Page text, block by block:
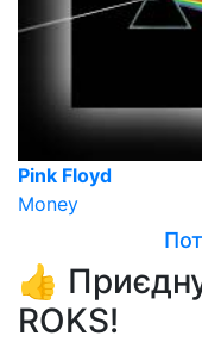
Pink Floyd
Money
👍
ROKS!